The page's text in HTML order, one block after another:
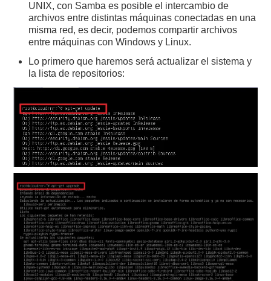
UNIX, con Samba es posible el intercambio de
archivos entre distintas máquinas conectadas en una
misma red, es decir, podemos compartir archivos
entre máquinas con Windows y Linux.
Lo primero que haremos será actualizar el sistema y
la lista de repositorios: